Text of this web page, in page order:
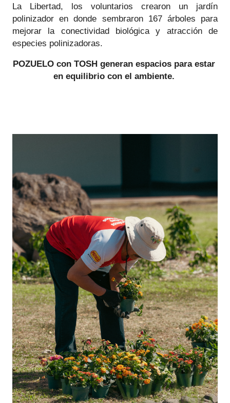
La Libertad, los voluntarios crearon un jardín
polinizador en donde sembraron 167 árboles para
mejorar la conectividad biológica y atracción de
especies polinizadoras.
POZUELO con TOSH generan espacios para estar
en equilibrio con el ambiente.